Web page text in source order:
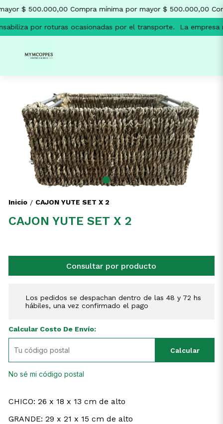
$ 500.000,00 Compra mínima por mayor $ 500.000,00
por roturas ocasionadas por el transporte. La empresa
Inicio / CAJON YUTE SET X 2
CAJON YUTE SET X 2
Consultar por producto
Los pedidos se despachan dentro de las 48 y 72 hs
hábiles, una vez confirmado el pago
Calcular Costo De Envío:
Calcular
No sé mi código postal
CHICO: 26 x 18 x 13 cm de alto
GRANDE: 29 x 21 x 15 cm de alto